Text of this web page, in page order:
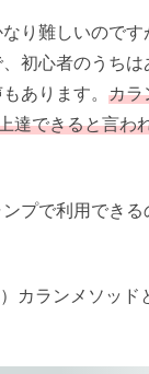
り難しいのです
初心者のうち
あります。 カラ
達できると言わ
プで利用できる
カランメソッド